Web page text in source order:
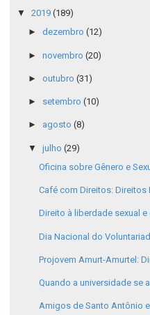
▼ 2019 (189)
► dezembro (12)
► novembro (20)
► outubro (31)
► setembro (10)
► agosto (8)
▼ julho (29)
Oficina sobre Gênero e
Café com Direitos: Direitos
Direito à liberdade sexual e
Dia Nacional do
Projovem Amurt-Amurtel:
Quando a universidade se
Amigos de Santo Antônio e